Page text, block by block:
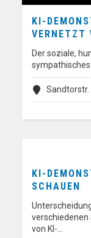
KI-
VERNETZT
Der soziale,
sympathisches
Sandtorstr.
KI-
SCHAUEN
von KI-…